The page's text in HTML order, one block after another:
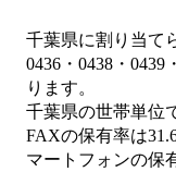
千葉県に割り当て
0436・0438・0439
ります。
千葉県の世帯単位
FAXの保有率は
マートフォンの保